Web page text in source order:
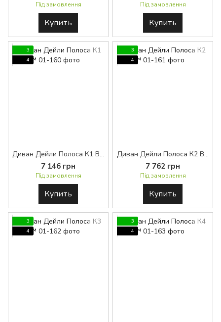
Під замовлення
Купить
Під замовлення
Купить
3
4
Диван Дейли Полоса К1 BASE™
7 146 грн
Під замовлення
Купить
3
4
Диван Дейли Полоса К2 BASE™
7 762 грн
Під замовлення
Купить
3
4
3
4